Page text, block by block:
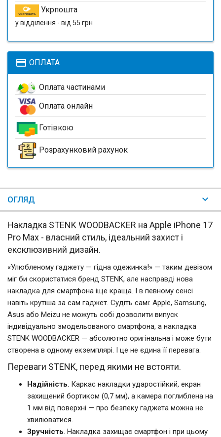
Укрпошта
у відділення - від 55 грн
payment ОПЛАТА
Оплата частинами
Оплата онлайн
Готівкою
Розрахунковий рахунок
ОГЛЯД
Накладка STENK WOODBACKER на Apple iPhone 17
Pro Max - власний стиль, ідеальний захист і
ексклюзивний дизайн.
«Улюбленому гаджету — гідна одежинка!» — таким девізом
міг би скористатися бренд STENK, але насправді нова
накладка для смартфона іще краща. І в певному сенсі
навіть крутіша за сам гаджет. Судіть самі: Apple, Samsung,
Asus або Meizu не можуть собі дозволити випуск
індивідуально змодельованого смартфона, а накладка
STENK WOODBACKER — абсолютно оригінальна і може бути
створена в одному екземплярі. І це не єдина її перевага.
Переваги STENK, перед якими не встояти.
Надійність. Каркас накладки ударостійкий, екран
захищений бортиком (0,7 мм), а камера поглиблена на
1 мм від поверхні — про безпеку гаджета можна не
хвилюватися.
Зручність. Накладка захищає смартфон і при цьому